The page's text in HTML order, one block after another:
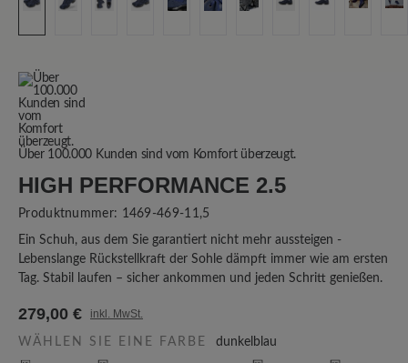
Über 100.000 Kunden sind vom Komfort überzeugt.
HIGH PERFORMANCE 2.5
Produktnummer: 1469-469-11,5
Ein Schuh, aus dem Sie garantiert nicht mehr aussteigen -
Lebenslange Rückstellkraft der Sohle dämpft immer wie am ersten
Tag. Stabil laufen – sicher ankommen und jeden Schritt genießen.
279,00 € inkl. MwSt.
WÄHLEN SIE EINE FARBE dunkelblau